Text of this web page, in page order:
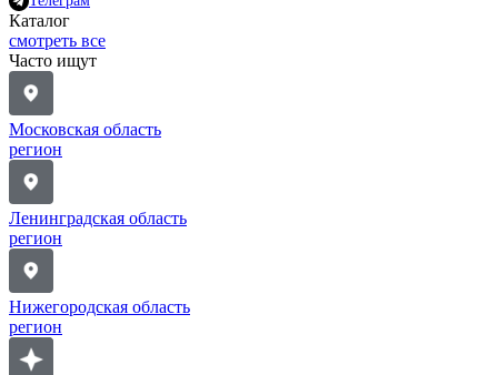
Каталог
смотреть все
Часто ищут
Московская область
регион
Ленинградская область
регион
Нижегородская область
регион